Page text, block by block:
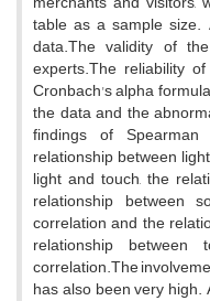
table as a sample
data.The validity of
experts.The reliability
Cronbach's alpha
the data and the
findings of
relationship between
light and touch, the
relationship between
correlation and the
relationship
correlation.The
has also been very